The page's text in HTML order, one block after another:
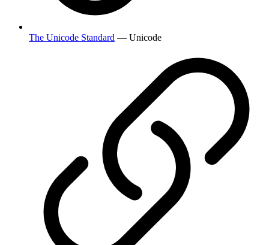
The Unicode Standard — Unicode